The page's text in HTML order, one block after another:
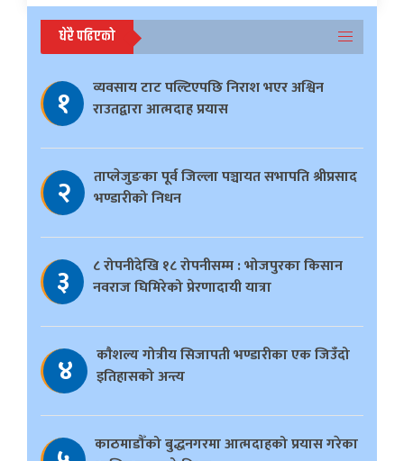
धेरै पढिएको
१
व्यवसाय टाट पल्टिएपछि निराश भएर अश्विन
राउतद्वारा आत्मदाह प्रयास
२
ताप्लेजुङका पूर्व जिल्ला पञ्चायत सभापति श्रीप्रसाद
भण्डारीको निधन
३
८ रोपनीदेखि १८ रोपनीसम्म : भोजपुरका किसान
नवराज घिमिरेको प्रेरणादायी यात्रा
४
काैशल्य गोत्रीय सिजापती भण्डारीका एक जिउँदो
इतिहासको अन्त्य
काठमाडौँको बुद्धनगरमा आत्मदाहको प्रयास गरेका